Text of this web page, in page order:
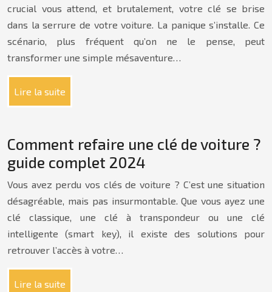
crucial vous attend, et brutalement, votre clé se brise
dans la serrure de votre voiture. La panique s’installe. Ce
scénario, plus fréquent qu’on ne le pense, peut
transformer une simple mésaventure…
Lire la suite
Comment refaire une clé de voiture ?
guide complet 2024
Vous avez perdu vos clés de voiture ? C’est une situation
désagréable, mais pas insurmontable. Que vous ayez une
clé classique, une clé à transpondeur ou une clé
intelligente (smart key), il existe des solutions pour
retrouver l’accès à votre…
Lire la suite